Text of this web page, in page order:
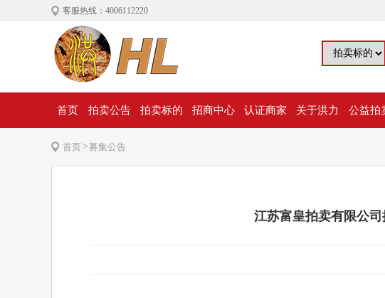
客服热线：4006112220
首页 拍卖公告 拍卖标的 招商中心 认证商家 关于洪力 公益拍
首页>募集公告
江苏富皇拍卖有限公